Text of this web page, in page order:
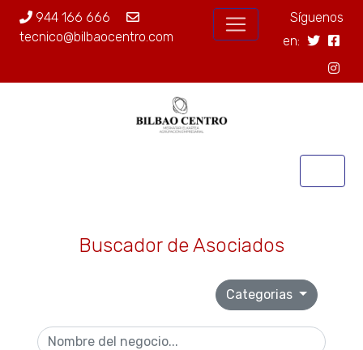
944 166 666
tecnico@bilbaocentro.com
Síguenos
en:
Buscador de Asociados
Categorias